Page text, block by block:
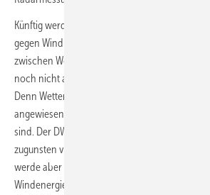
Künftig werde der DWD nur noch im Umkreis
gegen Windparkplanungen ihre Rechtsmittel
zwischen Wetterbeobachtung und
noch nicht ausgeräumt sein, wie auch der
Denn Wetterradare sind auf hindernisfreie und
angewiesen, die auch für
sind. Der DWD werde bereits ein, auch einzelne
zugunsten von Windparks an andere Standorte
werde aber erst geschehen können, wenn die
Windenergienutzungsgebiete ausgewiesen